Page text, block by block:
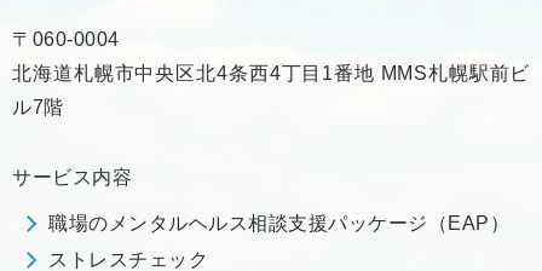
〒060-0004
北海道札幌市中央区北4条西4丁目1番地 MMS札幌駅前ビ
ル7階
サービス内容
職場のメンタルヘルス相談支援パッケージ（EAP）
ストレスチェック